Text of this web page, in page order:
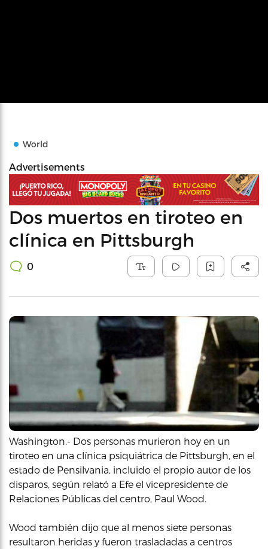
World
Advertisements
Dos muertos en tiroteo en
clínica en Pittsburgh
0
Washington.- Dos personas murieron hoy en un
tiroteo en una clínica psiquiátrica de Pittsburgh, en el
estado de Pensilvania, incluido el propio autor de los
disparos, según relató a Efe el vicepresidente de
Relaciones Públicas del centro, Paul Wood.
Wood también dijo que al menos siete personas
resultaron heridas y fueron trasladadas a centros